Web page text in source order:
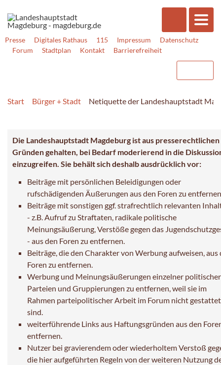
Presse Digitales Rathaus 115 Impressum
Datenschutz
Forum
Stadtplan Kontakt Barrierefreiheit
Start Bürger + Stadt Netiquette der Landeshauptstadt
Die Landeshauptstadt Magdeburg ist aus presserechtlichen
Gründen gehalten, bei Bedarf moderierend in die
einzugreifen. Sie behält sich deshalb ausdrücklich vor:
Beiträge mit persönlichen Beleidigungen oder
rufschädigenden Äußerungen aus den Foren zu
Beiträge mit sonstigen ggf. strafrechtlich relevanten
- z.B. Aufruf zu Straftaten, radikale politische
Meinungsäußerung, Verstöße gegen das
- aus den Foren zu entfernen.
Beiträge, die den Charakter von Werbung aufweisen, aus
Foren zu entfernen.
Werbung und Meinungsäußerungen einzelner politischer
Parteien und Gruppierungen zu entfernen, weil sie im
Rahmen parteipolitischer Arbeit im Forum nicht gestattet
sind.
weiterführende Links aus Haftungsgründen aus den
entfernen.
Nutzer bei gravierendem oder wiederholtem Verstoß
die hier aufgeführten Regeln von der weiteren Nutzung